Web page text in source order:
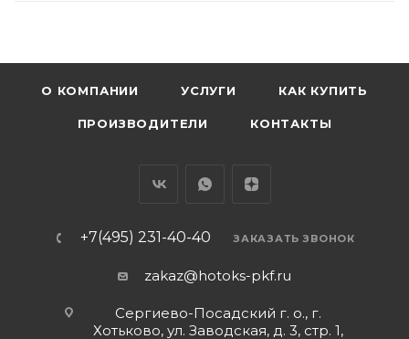
О КОМПАНИИ УСЛУГИ КАК КУПИТЬ
ПРОИЗВОДИТЕЛИ КОНТАКТЫ
+7(495) 231-40-40 ЗАКАЗАТЬ ЗВОНОК
zakaz@hotoks-pkf.ru
Сергиево-Посадский г. о., г.
Хотьково, ул. Заводская, д. 3, стр. 1,